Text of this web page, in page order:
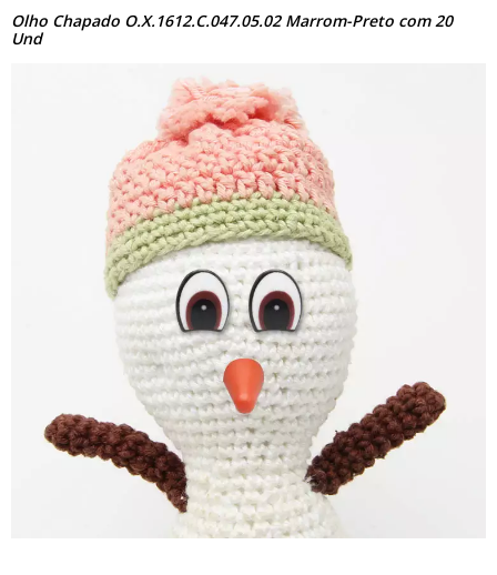
Olho Chapado O.X.1612.C.047.05.02 Marrom-Preto com 20
Und